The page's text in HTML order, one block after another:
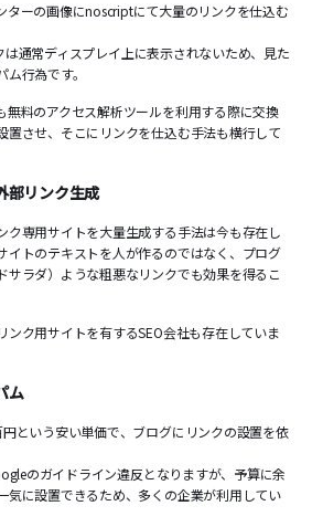
ターの画像にnoscriptにて大量のリンクを仕込む
通常ディスプレイ上に表示されないため、見た
行為です。
無料のアクセス解析ツールを利用する際に交換
置させ、そこにリンクを仕込む手法も横行して
部リンク生成
ク専用サイトを大量生成する手法は今も存在し
イトのテキストを人が作るのではなく、プログ
サラダ）ような粗悪なリンクでも効果を得るこ
ンク用サイトを有するSEO会社も存在していま
ム
という安い単価で、ブログにリンクの設置を依
のガイドライン違反となりますが、予算に余
気に設置できるため、多くの企業が利用してい